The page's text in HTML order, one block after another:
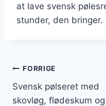
at lave svensk
stunder, den bringer.
FORRIGE
Svensk pølseret med
skovløg, flødeskum og